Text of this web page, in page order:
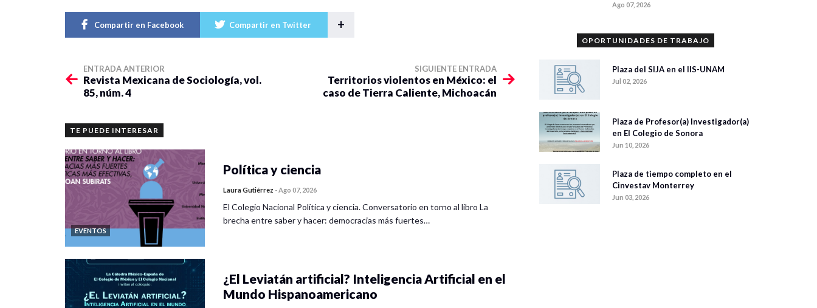
Compartir en Facebook Compartir en Twitter +
ENTRADA ANTERIOR
Revista Mexicana de Sociología, vol.
85, núm. 4
SIGUIENTE ENTRADA
Territorios violentos en México: el
caso de Tierra Caliente, Michoacán
TE PUEDE INTERESAR
EVENTOS
Política y ciencia
Laura Gutiérrez -Ago 07, 2026
El Colegio Nacional Política y ciencia. Conversatorio en torno al libro La
brecha entre saber y hacer: democracias más fuertes…
¿El Leviatán artificial? Inteligencia Artificial en el
Mundo Hispanoamericano
Ago 07, 2026
OPORTUNIDADES DE TRABAJO
Plaza del SIJA en el IIS-UNAM
Jul 02, 2026
Plaza de Profesor(a) Investigador(a)
en El Colegio de Sonora
Jun 10, 2026
Plaza de tiempo completo en el
Cinvestav Monterrey
Jun 03, 2026